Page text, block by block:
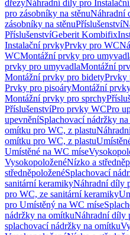
dřezyNáhradní díly pro
pro zásobníky na stěnuNáhradní
zásobníky na stěnuPříslušenství
PříslušenstvíGeberit Kombifix
Instalační prvkyPrvky pro WC
WCMontážní prvky pro
prvky pro umyvadlaMontážní
Montážní prvky pro bidetyPrvky
Prvky pro pisoáryMontážní
Montážní prvky pro sprchy
PříslušenstvíPro prvky WCPro
upevněníSplachovací nádržky
omítku pro WC, z plastu
omítku pro WC, z plastu
Umístěné na WC míse
VysokopoloženéNízko a
středněpoloženéSplachovací
sanitární keramikyNáhradní díly
pro WC, ze sanitární keramiky
pro Umístěný na WC míse
nádržky na omítkuNáhradní díly
splachovací nádržky na omítku